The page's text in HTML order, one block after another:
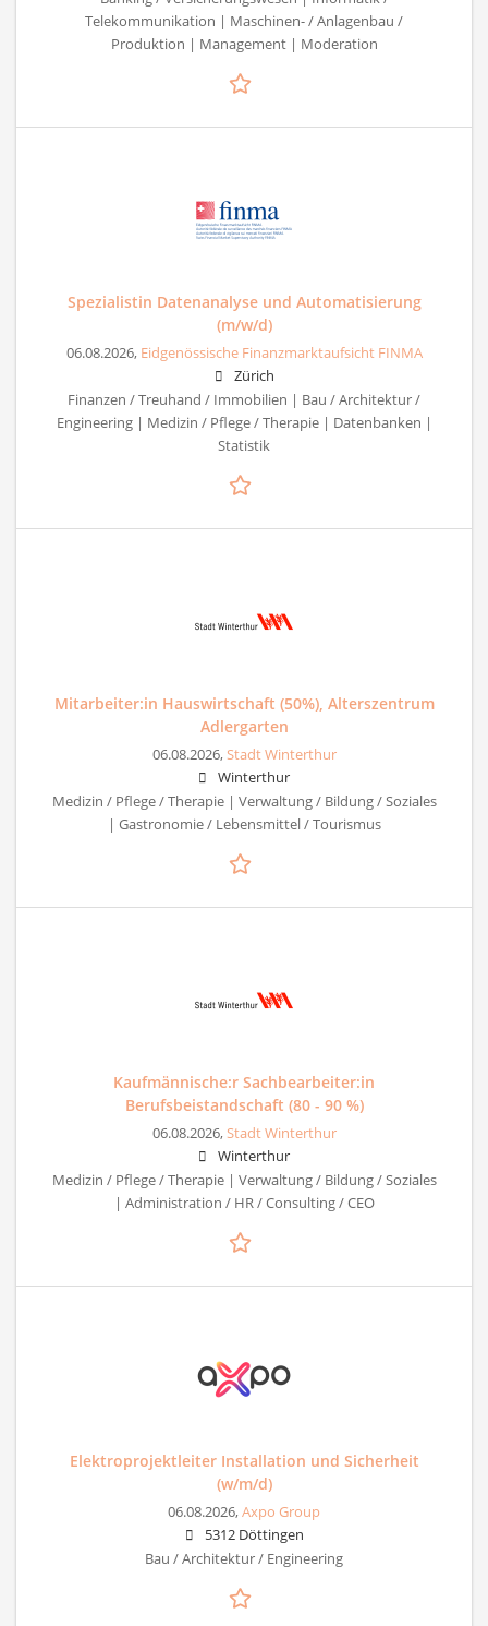
Telekommunikation | Maschinen- / Anlagenbau /
Produktion | Management | Moderation
Spezialistin Datenanalyse und Automatisierung
(m/w/d)
06.08.2026, Eidgenössische Finanzmarktaufsicht FINMA
Zürich
Finanzen / Treuhand / Immobilien | Bau / Architektur /
Engineering | Medizin / Pflege / Therapie | Datenbanken |
Statistik
Mitarbeiter:in Hauswirtschaft (50%), Alterszentrum
Adlergarten
06.08.2026,Stadt Winterthur
Winterthur
Medizin / Pflege / Therapie | Verwaltung / Bildung / Soziales
| Gastronomie / Lebensmittel / Tourismus
Kaufmännische:r Sachbearbeiter:in
Berufsbeistandschaft (80 - 90 %)
06.08.2026,Stadt Winterthur
Winterthur
Medizin / Pflege / Therapie | Verwaltung / Bildung / Soziales
| Administration / HR / Consulting / CEO
Elektroprojektleiter Installation und Sicherheit
(w/m/d)
06.08.2026,Axpo Group
5312 Döttingen
Bau / Architektur / Engineering